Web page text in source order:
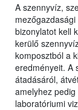
A szennyvíz,
bizonylatot kell
kerülő
komposztból a
eredményeit. A
átadásáról,
amelyhez
laboratóriumi